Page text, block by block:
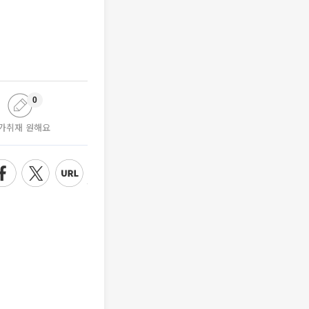
취재 원해요
0